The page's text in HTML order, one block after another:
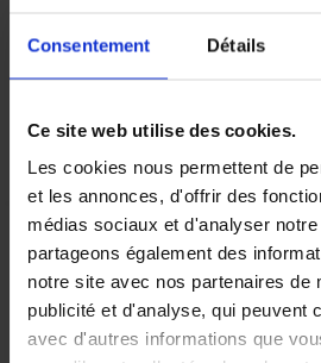
Consentement Détails
Ce site web utilise des cookies.
Les cookies nous permettent de
et les annonces, d'offrir des
médias sociaux et d'analyser
partageons également des
notre site avec nos partenaires de
publicité et d'analyse, qui peuvent
avec d'autres informations que
Etape 5 :
avec l’équipe AS
Nous avons
Si vous résidez à Riom et que vous